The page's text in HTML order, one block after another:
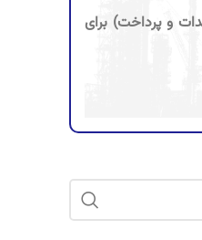
و پرداخت) برای